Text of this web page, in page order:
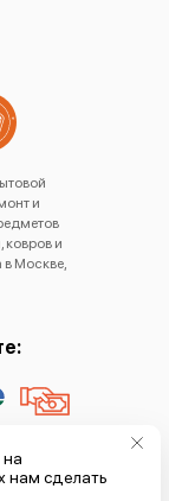
и
ковров и
в Москве,
на
нам сделать